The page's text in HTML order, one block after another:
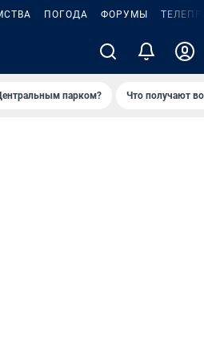
ПОГОДА ФОРУМЫ
парком? Что получают